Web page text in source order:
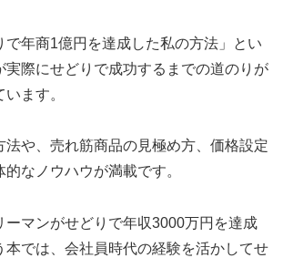
で年商1億円を達成した私の方法」とい
実際にせどりで成功するまでの道のりが
ます。
法や、売れ筋商品の見極め方、価格設定
なノウハウが満載です。
ーマンがせどりで年収3000万円を達成
本では、会社員時代の経験を活かしてせ